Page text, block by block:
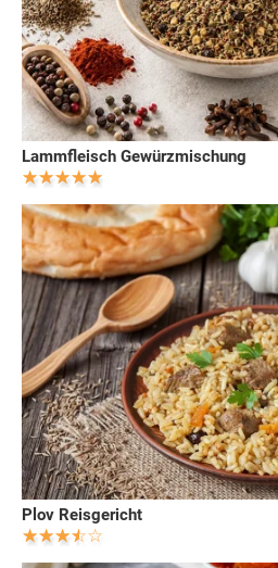
Lammfleisch Gewürzmischung
Plov Reisgericht